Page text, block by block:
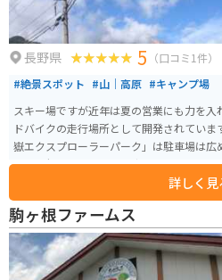
長野県 5 （口コミ1件）
#絶景スポット #山｜高原 #キャンプ場
スキー場ですが近年は夏の営業にも力を
ドバイクの走行場所として開発されてい
嶽エクスプローラーパーク」は駐車場は広
に近く便利なところは限定的です。コー
す。いわゆるハードエンデューロ的なセク
詳しく見
駒ヶ根ファームス